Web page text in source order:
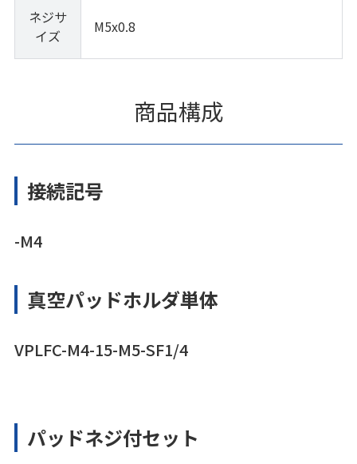
ネジサ
イズ
M5x0.8
商品構成
接続記号
-M4
真空パッドホルダ単体
VPLFC-M4-15-M5-SF1/4
パッドネジ付セット